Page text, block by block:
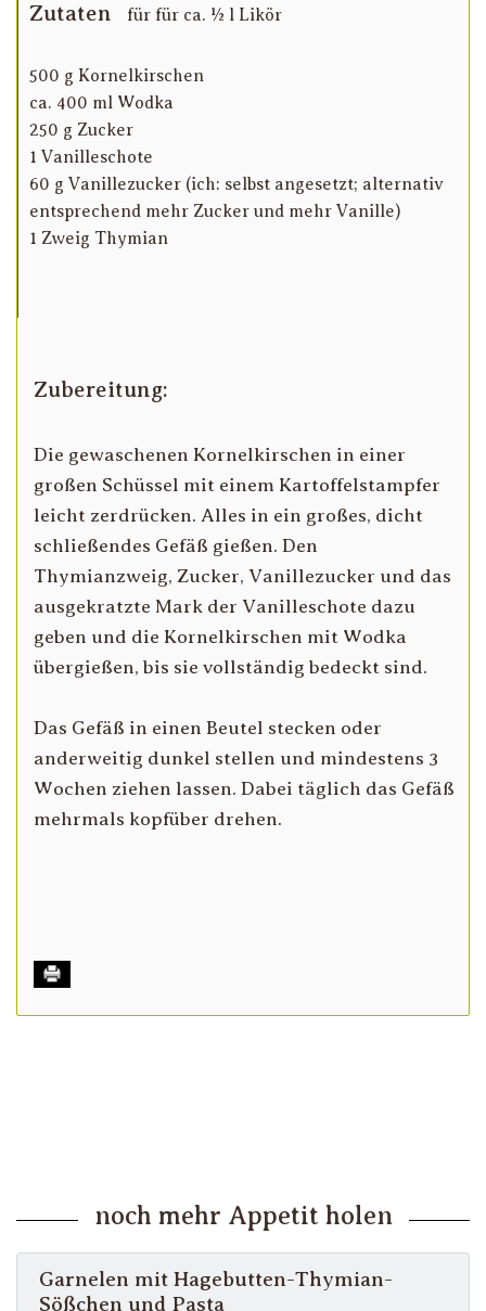
Zutaten für für ca. ½ l Likör
500 g Kornelkirschen
ca. 400 ml Wodka
250 g Zucker
1 Vanilleschote
60 g Vanillezucker (ich: selbst angesetzt; alternativ
entsprechend mehr Zucker und mehr Vanille)
1 Zweig Thymian
Zubereitung:
Die gewaschenen Kornelkirschen in einer
großen Schüssel mit einem Kartoffelstampfer
leicht zerdrücken. Alles in ein großes, dicht
schließendes Gefäß gießen. Den
Thymianzweig, Zucker, Vanillezucker und das
ausgekratzte Mark der Vanilleschote dazu
geben und die Kornelkirschen mit Wodka
übergießen, bis sie vollständig bedeckt sind.
Das Gefäß in einen Beutel stecken oder
anderweitig dunkel stellen und mindestens 3
Wochen ziehen lassen. Dabei täglich das Gefäß
mehrmals kopfüber drehen.
noch mehr Appetit holen
Garnelen mit Hagebutten-Thymian-
Sößchen und Pasta